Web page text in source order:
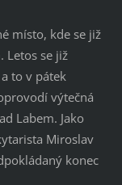
místo, kde se již
Letos se již
to v pátek
výtečná
Labem. Jako
Miroslav
konec